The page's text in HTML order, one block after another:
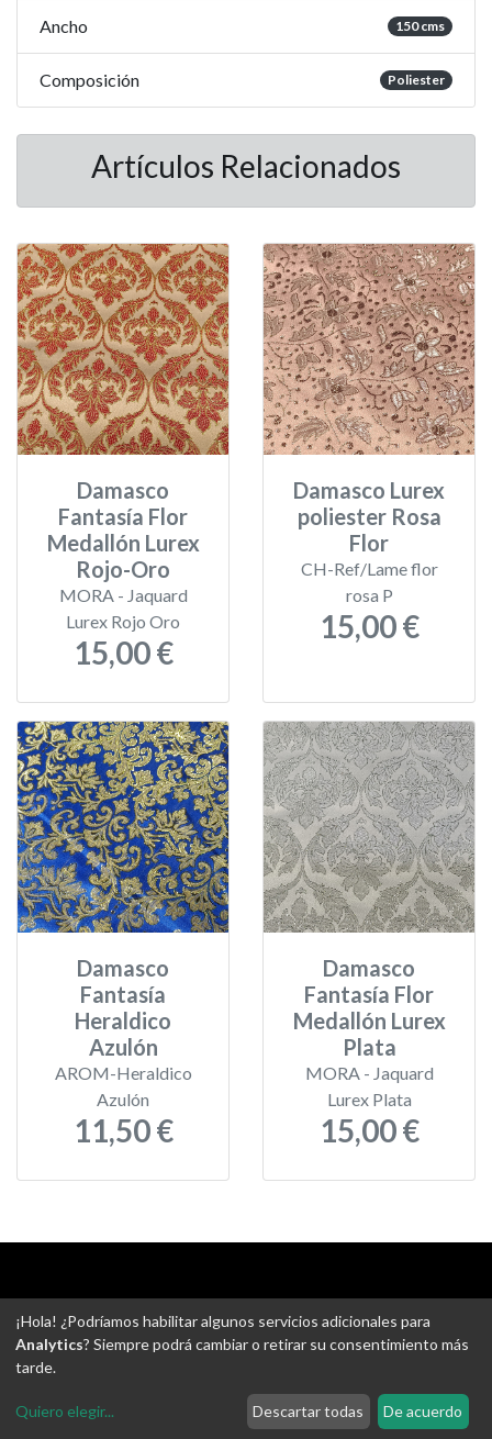
Ancho 150 cms
Composición Poliester
Artículos Relacionados
Damasco
Fantasía Flor
Medallón Lurex
Rojo-Oro
MORA - Jaquard
Lurex Rojo Oro
15,00 €
Damasco Lurex
poliester Rosa
Flor
CH-Ref/Lame flor
rosa P
15,00 €
Damasco
Fantasía
Heraldico
Azulón
AROM-Heraldico
Azulón
11,50 €
Damasco
Fantasía Flor
Medallón Lurex
Plata
MORA - Jaquard
Lurex Plata
15,00 €
-Gastos de envío-Uso de cookies-Ajustes de Cookies
¡Hola! ¿Podríamos habilitar algunos servicios adicionales para
Analytics? Siempre podrá cambiar o retirar su consentimiento más
tarde.
Quiero elegir... Descartar todas De acuerdo